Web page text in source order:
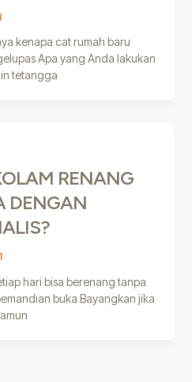
kenapa cat rumah baru
Apa yang Anda lakukan
tetangga
RENANG
DENGAN
hari bisa berenang tanpa
buka Bayangkan jika